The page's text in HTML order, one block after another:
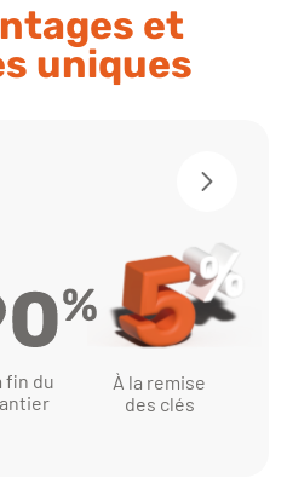
et
uniques
fin du
À la remise
des clés